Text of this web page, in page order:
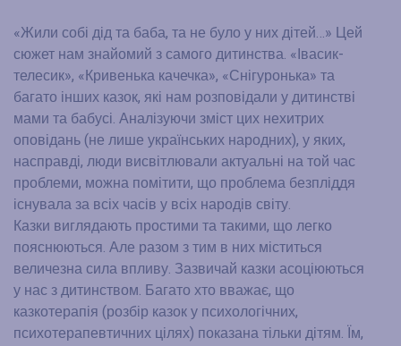
«Жили собі дід та баба, та не було у них дітей…» Цей
сюжет нам знайомий з самого дитинства. «Івасик-
телесик», «Кривенька качечка», «Снігуронька» та
багато інших казок, які нам розповідали у дитинстві
мами та бабусі. Аналізуючи зміст цих нехитрих
оповідань (не лише українських народних), у яких,
насправді, люди висвітлювали актуальні на той час
проблеми, можна помітити, що проблема безпліддя
існувала за всіх часів у всіх народів світу.
Казки виглядають простими та такими, що легко
пояснюються. Але разом з тим в них міститься
величезна сила впливу. Зазвичай казки асоціюються
у нас з дитинством. Багато хто вважає, що
казкотерапія (розбір казок у психологічних,
психотерапевтичних цілях) показана тільки дітям. Їм,